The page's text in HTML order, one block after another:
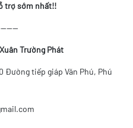
trợ sớm nhất!!
Trường Phát
Đường tiếp giáp Văn Phú, Phú